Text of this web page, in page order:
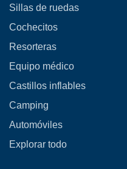
Sillas de ruedas
Cochecitos
Resorteras
Equipo médico
Castillos inflables
Camping
Automóviles
Explorar todo